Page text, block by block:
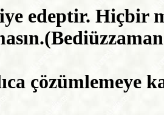
edeptir. Hiçbir
çözümlemeye